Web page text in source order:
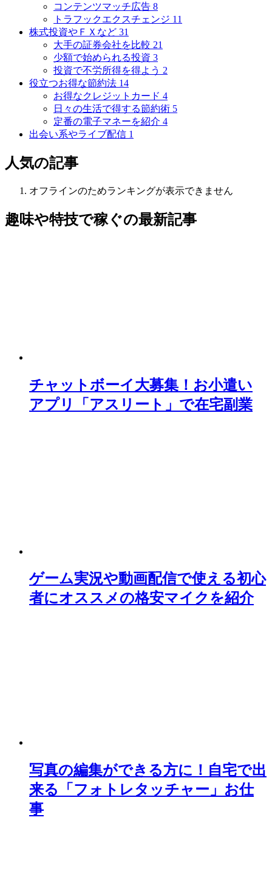
コンテンツマッチ広告 8
トラフックエクスチェンジ 11
株式投資やＦＸなど 31
大手の証券会社を比較 21
少額で始められる投資 3
投資で不労所得を得よう 2
役立つお得な節約法 14
お得なクレジットカード 4
日々の生活で得する節約術 5
定番の電子マネーを紹介 4
出会い系やライブ配信 1
人気の記事
オフラインのためランキングが表示できません
趣味や特技で稼ぐの最新記事
チャットボーイ大募集！お小遣い
アプリ「アスリート」で在宅副業
ゲーム実況や動画配信で使える初心
者にオススメの格安マイクを紹介
写真の編集ができる方に！自宅で出
来る「フォトレタッチャー」お仕
事